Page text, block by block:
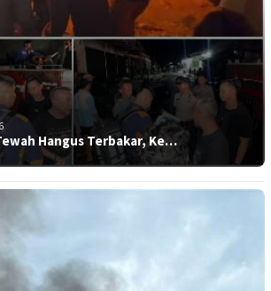
Hangus Terbakar, Ke…